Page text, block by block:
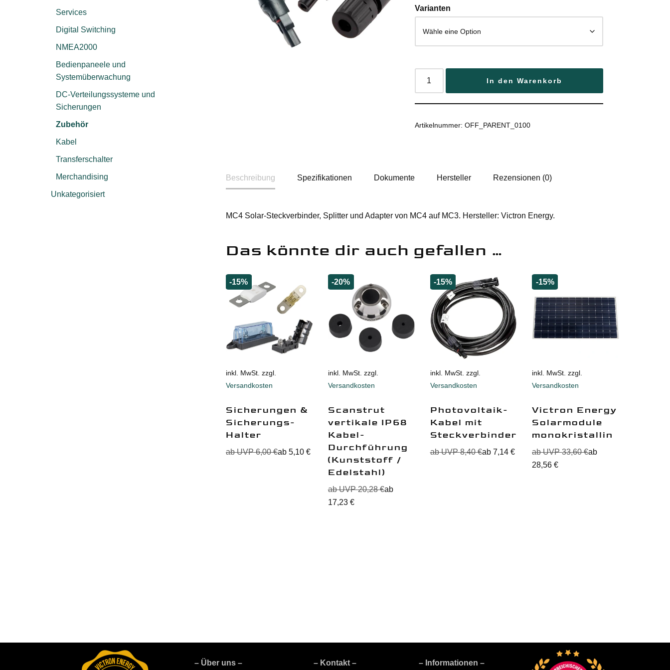
Services
Digital Switching
NMEA2000
Bedienpaneele und
Systemüberwachung
DC-Verteilungssysteme und
Sicherungen
Zubehör
Kabel
Transferschalter
Merchandising
Unkategorisiert
Varianten
In den Warenkorb
Artikelnummer: OFF_PARENT_0100
Beschreibung Spezifikationen Dokumente Hersteller Rezensionen (0)
MC4 Solar-Steckverbinder, Splitter und Adapter von MC4 auf MC3. Hersteller: Victron Energy.
Das könnte dir auch gefallen …
-15%
inkl. MwSt. zzgl.
Versandkosten
Sicherungen &
Sicherungs-
Halter
ab UVP6,00€ab 5,10 €
-20%
inkl. MwSt. zzgl.
Versandkosten
Scanstrut
vertikale IP68
Kabel-
Durchführung
(Kunststoff /
Edelstahl)
ab UVP20,28€ab
17,23 €
-15%
inkl. MwSt. zzgl.
Versandkosten
Photovoltaik-
Kabel mit
Steckverbinder
ab UVP8,40€ab 7,14 €
-15%
inkl. MwSt. zzgl.
Versandkosten
Victron Energy
Solarmodule
monokristallin
ab UVP33,60€ab
28,56€
– Über uns – – Kontakt – – Informationen –